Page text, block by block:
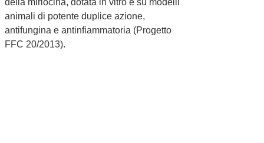
animali di potente duplice azione,
antifungina e antinfiammatoria (Progetto
FFC 20/2013).